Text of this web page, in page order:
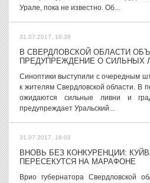
Урале, пока не известно. Об...
31.07.2017, 16:38
В СВЕРДЛОВСКОЙ ОБЛАСТИ
ПРЕДУПРЕЖДЕНИЕ О СИЛЬНЫХ
Синоптики выступили с очередным
к жителям Свердловской области. В
ожидаются сильные ливни и
предупреждает Уральский...
31.07.2017, 16:03
ВНОВЬ БЕЗ КОНКУРЕНЦИИ:
ПЕРЕСЕКУТСЯ НА МАРАФОНЕ
Врио губернатора Свердловской